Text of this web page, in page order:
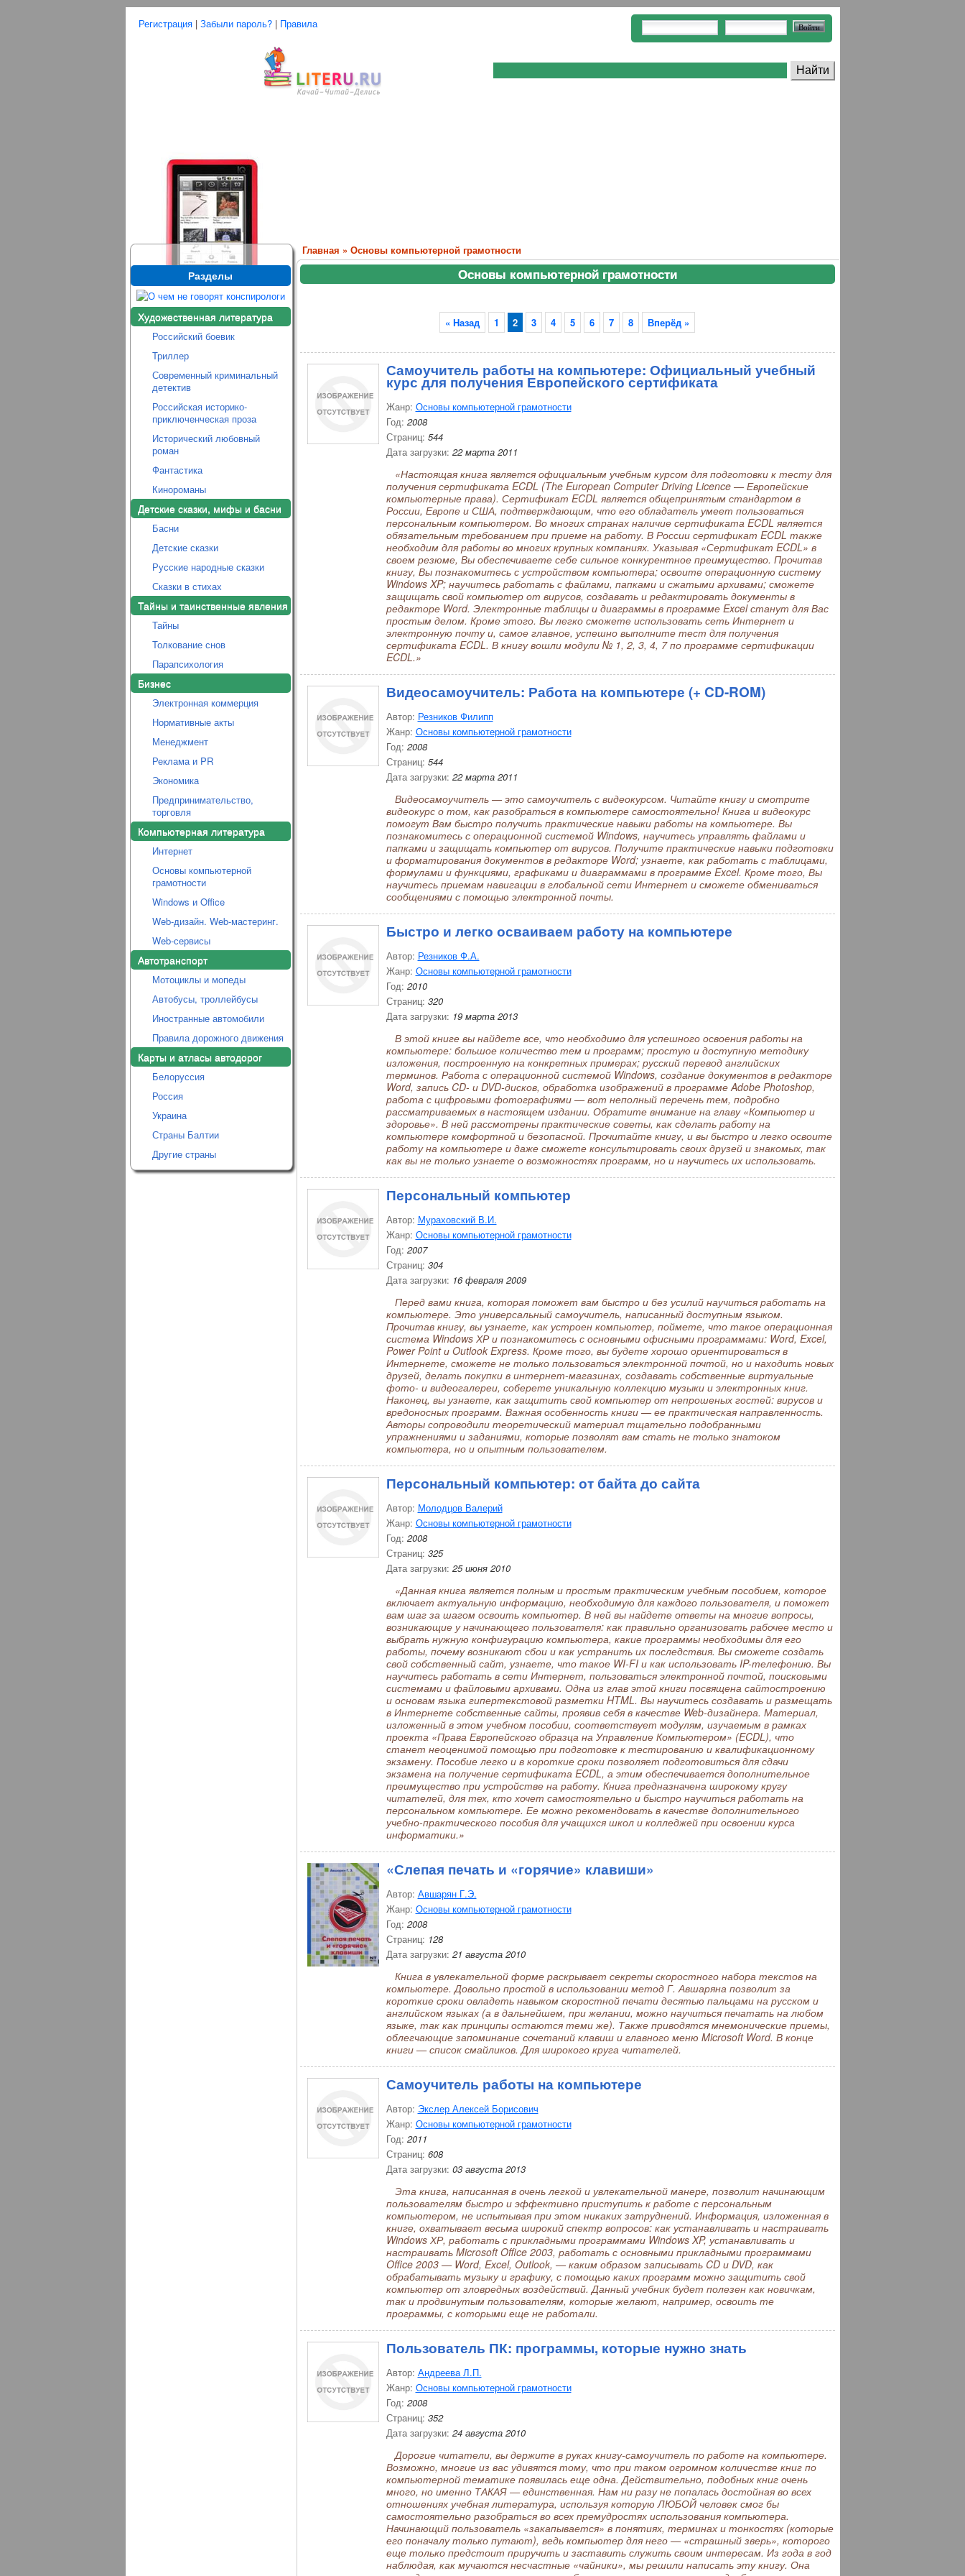
Регистрация| Забыли пароль?| Правила
Разделы
Художественная литература
Российский боевик
Триллер
Современный криминальный
детектив
Российская историко-
приключенческая проза
Исторический любовный
роман
Фантастика
Кинороманы
Детские сказки, мифы и басни
Басни
Детские сказки
Русские народные сказки
Сказки в стихах
Тайны и таинственные явления
Тайны
Толкование снов
Парапсихология
Бизнес
Электронная коммерция
Нормативные акты
Менеджмент
Реклама и PR
Экономика
Предпринимательство,
торговля
Компьютерная литература
Интернет
Основы компьютерной
грамотности
Windows и Office
Web-дизайн. Web-мастеринг.
Web-сервисы
Автотранспорт
Мотоциклы и мопеды
Автобусы, троллейбусы
Иностранные автомобили
Правила дорожного движения
Карты и атласы автодорог
Белоруссия
Россия
Украина
Страны Балтии
Другие страны
Главная » Основы компьютерной грамотности
Основы компьютерной грамотности
« Назад 1 2 3 4 5 6 7 8 Вперёд »
Самоучитель работы на компьютере: Официальный учебный
курс для получения Европейского сертификата
Жанр: Основы компьютерной грамотности
Год: 2008
Страниц: 544
Дата загрузки: 22 марта 2011
«Настоящая книга является официальным учебным курсом для подготовки к тесту для
получения сертификата ECDL (The European Computer Driving Licence — Европейские
компьютерные права). Сертификат ECDL является общепринятым стандартом в
России, Европе и США, подтверждающим, что его обладатель умеет пользоваться
персональным компьютером. Во многих странах наличие сертификата ECDL является
обязательным требованием при приеме на работу. В России сертификат ECDL также
необходим для работы во многих крупных компаниях. Указывая «Сертификат ECDL» в
своем резюме, Вы обеспечиваете себе сильное конкурентное преимущество. Прочитав
книгу, Вы познакомитесь с устройством компьютера; освоите операционную систему
Windows XP; научитесь работать с файлами, папками и сжатыми архивами; сможете
защищать свой компьютер от вирусов, создавать и редактировать документы в
редакторе Word. Электронные таблицы и диаграммы в программе Excel станут для Вас
простым делом. Кроме этого. Вы легко сможете использовать сеть Интернет и
электронную почту и, самое главное, успешно выполните тест для получения
сертификата ECDL. В книгу вошли модули № 1, 2, 3, 4, 7 по программе сертификации
ECDL.»
Видеосамоучитель: Работа на компьютере (+ CD-ROM)
Автор: Резников Филипп
Жанр: Основы компьютерной грамотности
Год: 2008
Страниц: 544
Дата загрузки: 22 марта 2011
Видеосамоучитель — это самоучитель с видеокурсом. Читайте книгу и смотрите
видеокурс о том, как разобраться в компьютере самостоятельно! Книга и видеокурс
помогут Вам быстро получить практические навыки работы на компьютере. Вы
познакомитесь с операционной системой Windows, научитесь управлять файлами и
папками и защищать компьютер от вирусов. Получите практические навыки подготовки
и форматирования документов в редакторе Word; узнаете, как работать с таблицами,
формулами и функциями, графиками и диаграммами в программе Excel. Кроме того, Вы
научитесь приемам навигации в глобальной сети Интернет и сможете обмениваться
сообщениями с помощью электронной почты.
Быстро и легко осваиваем работу на компьютере
Автор: Резников Ф.А.
Жанр: Основы компьютерной грамотности
Год: 2010
Страниц: 320
Дата загрузки: 19 марта 2013
В этой книге вы найдете все, что необходимо для успешного освоения работы на
компьютере: большое количество тем и программ; простую и доступную методику
изложения, построенную на конкретных примерах; русский перевод английских
терминов. Работа с операционной системой Windows, создание документов в редакторе
Word, запись CD- и DVD-дисков, обработка изображений в программе Adobe Photoshop,
работа с цифровыми фотографиями — вот неполный перечень тем, подробно
рассматриваемых в настоящем издании. Обратите внимание на главу «Компьютер и
здоровье». В ней рассмотрены практические советы, как сделать работу на
компьютере комфортной и безопасной. Прочитайте книгу, и вы быстро и легко освоите
работу на компьютере и даже сможете консультировать своих друзей и знакомых, так
как вы не только узнаете о возможностях программ, но и научитесь их использовать.
Персональный компьютер
Автор: Мураховский В.И.
Жанр: Основы компьютерной грамотности
Год: 2007
Страниц: 304
Дата загрузки: 16 февраля 2009
Перед вами книга, которая поможет вам быстро и без усилий научиться работать на
компьютере. Это универсальный самоучитель, написанный доступным языком.
Прочитав книгу, вы узнаете, как устроен компьютер, поймете, что такое операционная
система Windows ХР и познакомитесь с основными офисными программами: Word, Excel,
Power Point и Outlook Express. Кроме того, вы будете хорошо ориентироваться в
Интернете, сможете не только пользоваться электронной почтой, но и находить новых
друзей, делать покупки в интернет-магазинах, создавать собственные виртуальные
фото- и видеогалереи, соберете уникальную коллекцию музыки и электронных книг.
Наконец, вы узнаете, как защитить свой компьютер от непрошеных гостей: вирусов и
вредоносных программ. Важная особенность книги — ее практическая направленность.
Авторы сопроводили теоретический материал тщательно подобранными
упражнениями и заданиями, которые позволят вам стать не только знатоком
компьютера, но и опытным пользователем.
Персональный компьютер: от байта до сайта
Автор: Молодцов Валерий
Жанр: Основы компьютерной грамотности
Год: 2008
Страниц: 325
Дата загрузки: 25 июня 2010
«Данная книга является полным и простым практическим учебным пособием, которое
включает актуальную информацию, необходимую для каждого пользователя, и поможет
вам шаг за шагом освоить компьютер. В ней вы найдете ответы на многие вопросы,
возникающие у начинающего пользователя: как правильно организовать рабочее место и
выбрать нужную конфигурацию компьютера, какие программы необходимы для его
работы, почему возникают сбои и как устранить их последствия. Вы сможете создать
свой собственный сайт, узнаете, что такое WI-FI и как использовать IP-телефонию. Вы
научитесь работать в сети Интернет, пользоваться электронной почтой, поисковыми
системами и файловыми архивами. Одна из глав этой книги посвящена сайтостроению
и основам языка гипертекстовой разметки HTML. Вы научитесь создавать и размещать
в Интернете собственные сайты, проявив себя в качестве Web-дизайнера. Материал,
изложенный в этом учебном пособии, соответствует модулям, изучаемым в рамках
проекта «Права Европейского образца на Управление Компьютером» (ECDL), что
станет неоценимой помощью при подготовке к тестированию и квалификационному
экзамену. Пособие легко и в короткие сроки позволяет подготовиться для сдачи
экзамена на получение сертификата ECDL, а этим обеспечивается дополнительное
преимущество при устройстве на работу. Книга предназначена широкому кругу
читателей, для тех, кто хочет самостоятельно и быстро научиться работать на
персональном компьютере. Ее можно рекомендовать в качестве дополнительного
учебно-практического пособия для учащихся школ и колледжей при освоении курса
информатики.»
«Слепая печать и «горячие» клавиши»
Автор: Авшарян Г.Э.
Жанр: Основы компьютерной грамотности
Год: 2008
Страниц: 128
Дата загрузки: 21 августа 2010
Книга в увлекательной форме раскрывает секреты скоростного набора текстов на
компьютере. Довольно простой в использовании метод Г. Авшаряна позволит за
короткие сроки овладеть навыком скоростной печати десятью пальцами на русском и
английском языках (а в дальнейшем, при желании, можно научиться печатать на любом
языке, так как принципы остаются теми же). Также приводятся мнемонические приемы,
облегчающие запоминание сочетаний клавиш и главного меню Microsoft Word. В конце
книги — список смайликов. Для широкого круга читателей.
Самоучитель работы на компьютере
Автор: Экслер Алексей Борисович
Жанр: Основы компьютерной грамотности
Год: 2011
Страниц: 608
Дата загрузки: 03 августа 2013
Эта книга, написанная в очень легкой и увлекательной манере, позволит начинающим
пользователям быстро и эффективно приступить к работе с персональным
компьютером, не испытывая при этом никаких затруднений. Информация, изложенная в
книге, охватывает весьма широкий спектр вопросов: как устанавливать и настраивать
Windows ХР, работать с прикладными программами Windows XP, устанавливать и
настраивать Microsoft Office 2003, работать с основными прикладными программами
Office 2003 — Word, Excel, Outlook, — каким образом записывать CD и DVD, как
обрабатывать музыку и графику, с помощью каких программ можно защитить свой
компьютер от зловредных воздействий. Данный учебник будет полезен как новичкам,
так и продвинутым пользователям, которые желают, например, освоить те
программы, с которыми еще не работали.
Пользователь ПК: программы, которые нужно знать
Автор: Андреева Л.П.
Жанр: Основы компьютерной грамотности
Год: 2008
Страниц: 352
Дата загрузки: 24 августа 2010
Дорогие читатели, вы держите в руках книгу-самоучитель по работе на компьютере.
Возможно, многие из вас удивятся тому, что при таком огромном количестве книг по
компьютерной тематике появилась еще одна. Действительно, подобных книг очень
много, но именно ТАКАЯ — единственная. Нам ни разу не попалась достойная во всех
отношениях учебная литература, используя которую ЛЮБОЙ человек смог бы
самостоятельно разобраться во всех премудростях использования компьютера.
Начинающий пользователь «закапывается» в понятиях, терминах и тонкостях (которые
его поначалу только путают), ведь компьютер для него — «страшный зверь», которого
еще только предстоит приручить и заставить служить своим интересам. Из года в год
наблюдая, как мучаются несчастные «чайники», мы решили написать эту книгу. Она